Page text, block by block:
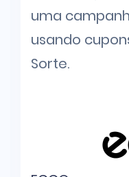
uma
usando
Sorte.